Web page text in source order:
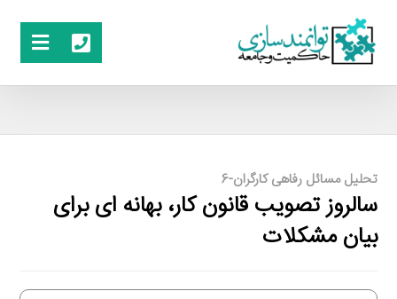
تحلیل مسائل رفاهی کارگران-6
سال­روز تصویب قانون کار، بهانه ­ای برای
بیان مشکلات